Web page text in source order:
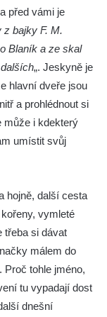
před vámi je
bajky F. M.
Blaník a ze skal
„. Jeskyně je
hlavní dveře jsou
a prohlédnout si
může i kdekterý
umístit svůj
hojně, další cesta
vymleté
třeba si dávat
málem do
Proč tohle jméno,
tu vypadají dost
dnešní